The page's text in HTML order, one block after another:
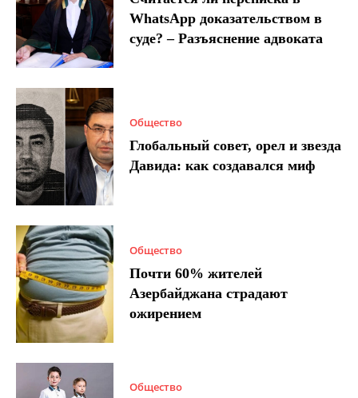
WhatsApp доказательством в
суде? – Разъяснение адвоката
Общество
Глобальный совет, орел и звезда
Давида: как создавался миф
Общество
Почти 60% жителей
Азербайджана страдают
ожирением
Общество